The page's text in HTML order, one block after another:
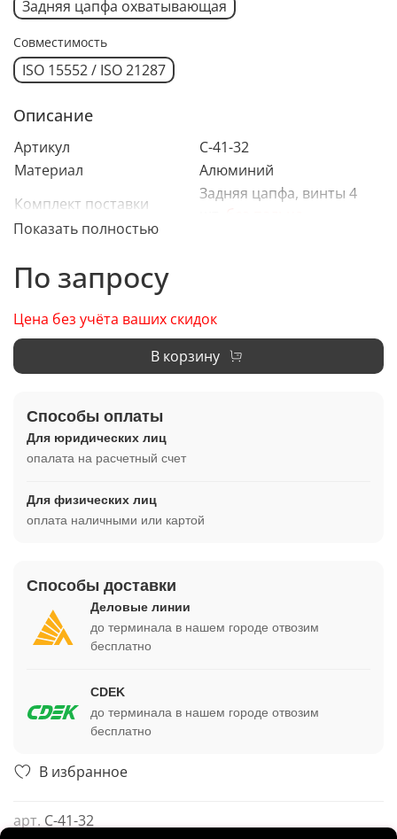
В избранное
арт. С-41-32
Задняя цапфа охватывающая
Совместимость
ISO 15552 / ISO 21287
Описание
Артикул
C-41-32
Материал
Алюминий
Комплект поставки
Задняя цапфа, винты 4
Показать полностью
По запросу
Цена без учёта ваших скидок
В корзину
Способы оплаты
Для юридических лиц
опалата на расчетный счет
Для физических лиц
оплата наличными или картой
Способы доставки
Деловые линии
до терминала в нашем городе отвозим
бесплатно
CDEK
до терминала в нашем городе отвозим
бесплатно